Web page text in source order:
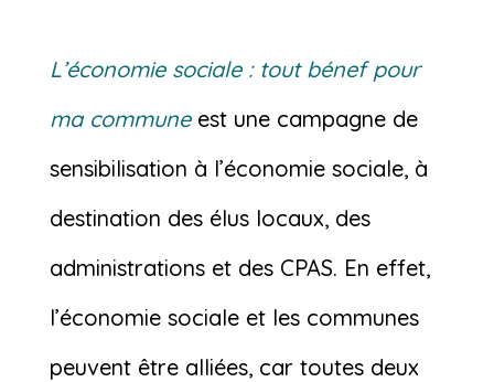
L’économie sociale : tout bénef pour
ma communeest une campagne de
sensibilisation à l’économie sociale, à
destination des élus locaux, des
administrations et des CPAS. En effet,
l’économie sociale et les communes
peuvent être alliées, car toutes deux